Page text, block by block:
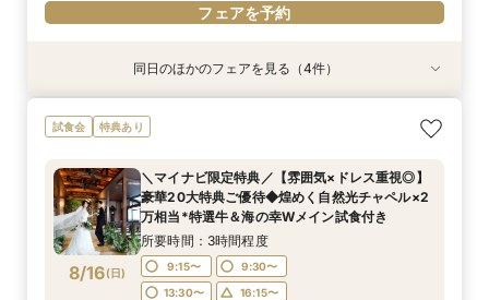
フェアを予約
特典あり
8/15(土
【お料理重視の方へ】老舗料亭の和食文化とフレ
ンチの融合＊シェフ特選牛フィレ試食付
9:30〜 16:30〜
フェアを予約
8/15(土
フォトウェディングご相談会
13:30〜
フェアを予約
特典あり
8/15(土
＼マイナビ限定特典／【雰囲気×ドレス重視◎】
豪華20大特典ご優待◆煌めく自然光チャペル×2
所要時間：3時間程度
9:15〜
9:30〜
16:15〜
16:30〜
フェアを予約
特典あり
8/15(土
【6名様～少人数婚あんしん相談会】無料試食付
9:30〜 13:30〜
フェアを予約
同日のほかのフェアを見る（4件）
試食会 特典あり
8/16(日)
＼マイナビ限定特典／【雰囲気×ドレス重視◎】
豪華20大特典ご優待◆煌めく自然光チャペル×2
万相当*特選牛＆海の幸Wメイン試食付き
所要時間：3時間程度
9:15〜
9:30〜
13:30〜
16:15〜